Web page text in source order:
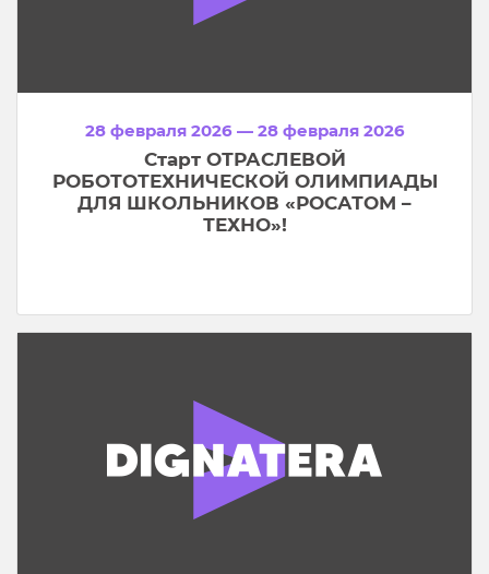
28 февраля 2026 — 28 февраля 2026
Старт ОТРАСЛЕВОЙ
РОБОТОТЕХНИЧЕСКОЙ ОЛИМПИАДЫ
ДЛЯ ШКОЛЬНИКОВ «РОСАТОМ –
ТЕХНО»!